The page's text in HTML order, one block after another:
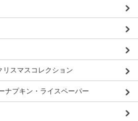
スマスコレクション
ナプキン・ライスペーパー